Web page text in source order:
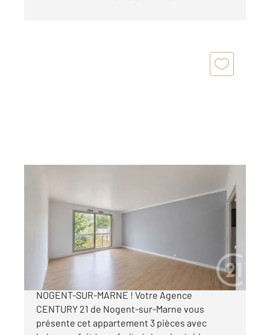
Ref : 1244
Appartement F3 à vendre
460 000 €
APPARTEMENT A VENDRE EN EXCLUSIVITE -
NOGENT-SUR-MARNE ! Votre Agence
CENTURY 21 de Nogent-sur-Marne vous
présente cet appartement 3 pièces avec